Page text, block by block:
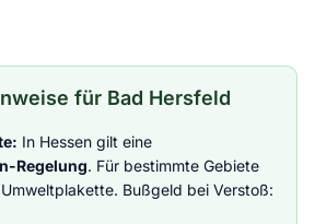
für Bad Hersfeld
In Hessen gilt eine
Regelung. Für bestimmte Gebiete
Bußgeld bei Verstoß: